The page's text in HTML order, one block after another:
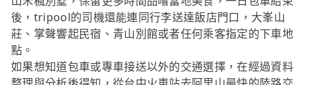
後，tripool的司機還能連同行李送達飯店門口，大峯山
莊、掌聲響起民宿、青山別館或者任何乘客指定的下車地
點。
如果想知道包車或專車接送以外的交通選擇，在經過資料